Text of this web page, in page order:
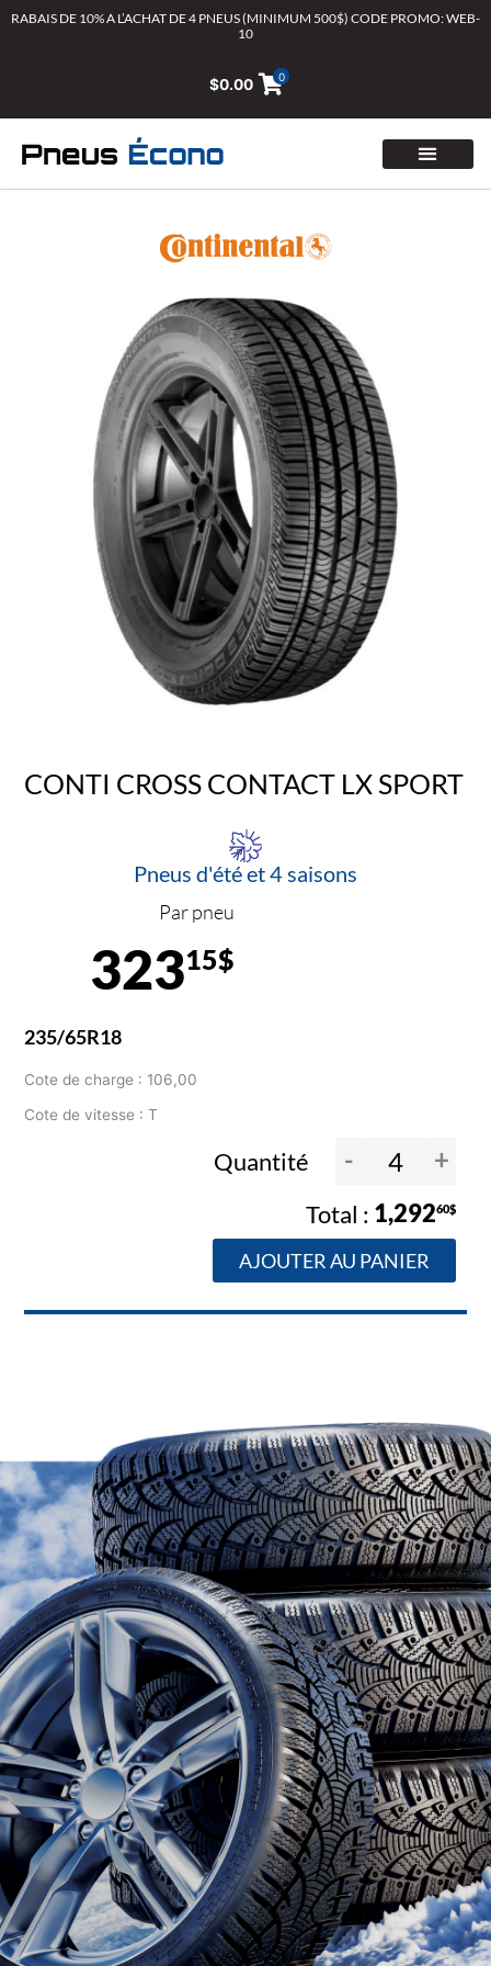
AllerRABAIS DE 10% A L’ACHAT DE 4 PNEUS (MINIMUM 500$) CODE PROMO: WEB-
10
$0.00 0
CONTI CROSS CONTACT LX SPORT
Pneus d'été et 4 saisons
Par pneu
32315$
235/65R18
Cote de charge : 106,00
Cote de vitesse : T
Quantité - +
1,29260$
AJOUTER AU PANIER